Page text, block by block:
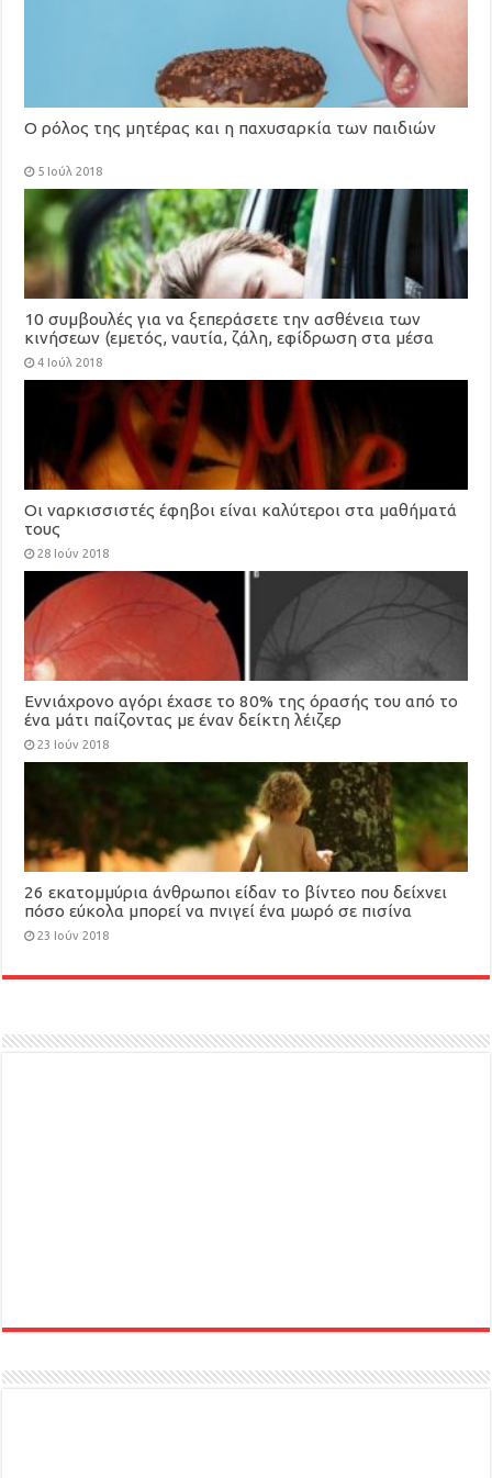
Ο ρόλος της μητέρας και η παχυσαρκία των παιδιών
5 Ιούλ 2018
10 συμβουλές για να ξεπεράσετε την ασθένεια των
κινήσεων (εμετός, ναυτία, ζάλη, εφίδρωση στα μέσα
μεταφοράς)
4 Ιούλ 2018
Οι ναρκισσιστές έφηβοι είναι καλύτεροι στα μαθήματά
τους
28 Ιούν 2018
Εννιάχρονο αγόρι έχασε το 80% της όρασής του από το
ένα μάτι παίζοντας με έναν δείκτη λέιζερ
23 Ιούν 2018
26 εκατομμύρια άνθρωποι είδαν το βίντεο που δείχνει
πόσο εύκολα μπορεί να πνιγεί ένα μωρό σε πισίνα
23 Ιούν 2018